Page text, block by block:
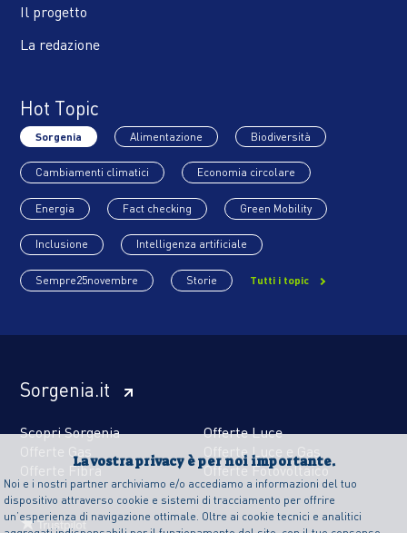
La vostra privacy è per noi importante.
Noi e i nostri partner archiviamo e/o accediamo a informazioni del tuo
dispositivo attraverso cookie e sistemi di tracciamento per offrire
un’esperienza di navigazione ottimale. Oltre ai cookie tecnici e analitici
Il progetto
La redazione
Hot Topic
Sorgenia Alimentazione Biodiversità
Cambiamenti climatici Economia circolare
Energia Fact checking Green Mobility
Inclusione Intelligenza artificiale
Sempre25novembre Storie Tutti i topic
Sorgenia.it
Scopri Sorgenia
Offerte Luce
Offerte Gas
Offerte Luce e Gas
Offerte Fibra
Offerte Fotovoltaico